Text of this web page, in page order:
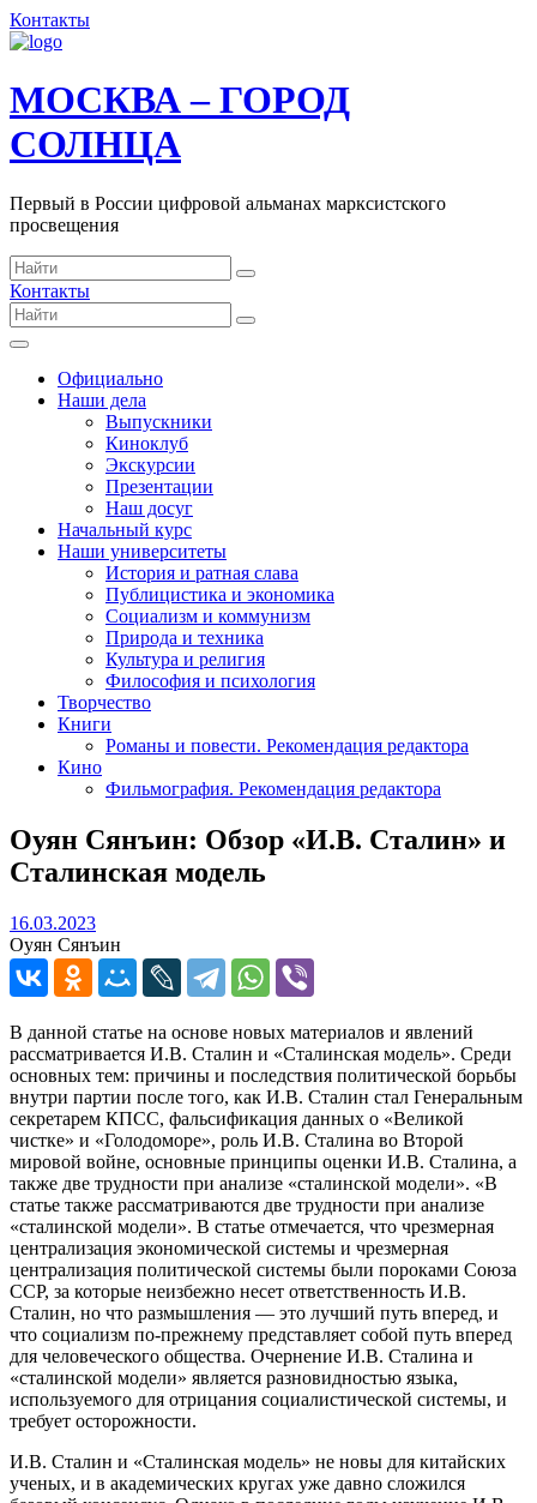
Контакты
МОСКВА – ГОРОД
СОЛНЦА
Первый в России цифровой альманах марксистского
просвещения
Контакты
Официально
Наши дела
Выпускники
Киноклуб
Экскурсии
Презентации
Наш досуг
Начальный курс
Наши университеты
История и ратная слава
Публицистика и экономика
Социализм и коммунизм
Природа и техника
Культура и религия
Философия и психология
Творчество
Книги
Романы и повести. Рекомендация редактора
Кино
Фильмография. Рекомендация редактора
Оуян Сянъин: Обзор «И.В. Сталин» и
Сталинская модель
16.03.202316.03.2023
Оуян Сянъин
В данной статье на основе новых материалов и явлений
рассматривается И.В. Сталин и «Сталинская модель». Среди
основных тем: причины и последствия политической борьбы
внутри партии после того, как И.В. Сталин стал Генеральным
секретарем КПСС, фальсификация данных о «Великой
чистке» и «Голодоморе», роль И.В. Сталина во Второй
мировой войне, основные принципы оценки И.В. Сталина, а
также две трудности при анализе «сталинской модели». «В
статье также рассматриваются две трудности при анализе
«сталинской модели». В статье отмечается, что чрезмерная
централизация экономической системы и чрезмерная
централизация политической системы были пороками Союза
ССР, за которые неизбежно несет ответственность И.В.
Сталин, но что размышления — это лучший путь вперед, и
что социализм по-прежнему представляет собой путь вперед
для человеческого общества. Очернение И.В. Сталина и
«сталинской модели» является разновидностью языка,
используемого для отрицания социалистической системы, и
требует осторожности.
И.В. Сталин и «Сталинская модель» не новы для китайских
ученых, и в академических кругах уже давно сложился